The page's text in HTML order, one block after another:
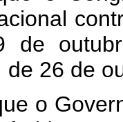
de
de 26 de
o